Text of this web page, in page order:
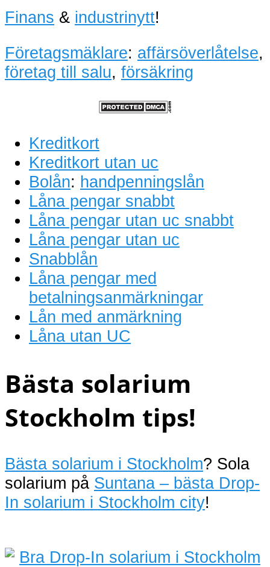
Finans & industrinytt!
Företagsmäklare: affärsöverlåtelse,
företag till salu, försäkring
Kreditkort
Kreditkort utan uc
Bolån: handpenningslån
Låna pengar snabbt
Låna pengar utan uc snabbt
Låna pengar utan uc
Snabblån
Låna pengar med
betalningsanmärkningar
Lån med anmärkning
Låna utan UC
Bästa solarium
Stockholm tips!
Bästa solarium i Stockholm? Sola
solarium på Suntana – bästa Drop-
In solarium i Stockholm city!